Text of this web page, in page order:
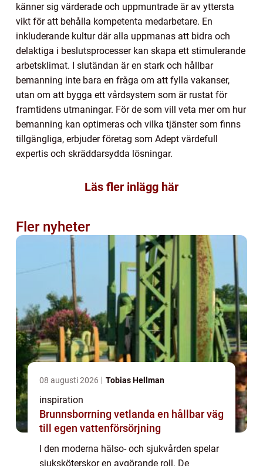
känner sig värderade och uppmuntrade är av yttersta
vikt för att behålla kompetenta medarbetare. En
inkluderande kultur där alla uppmanas att bidra och
delaktiga i beslutsprocesser kan skapa ett stimulerande
arbetsklimat. I slutändan är en stark och hållbar
bemanning inte bara en fråga om att fylla vakanser,
utan om att bygga ett vårdsystem som är rustat för
framtidens utmaningar. För de som vill veta mer om hur
bemanning kan optimeras och vilka tjänster som finns
tillgängliga, erbjuder företag som Adept värdefull
expertis och skräddarsydda lösningar.
Läs fler inlägg här
Fler nyheter
08 augusti 2026 Tobias Hellman
inspiration
Brunnsborrning vetlanda en hållbar väg
till egen vattenförsörjning
I den moderna hälso- och sjukvården spelar
sjuksköterskor en avgörande roll. De